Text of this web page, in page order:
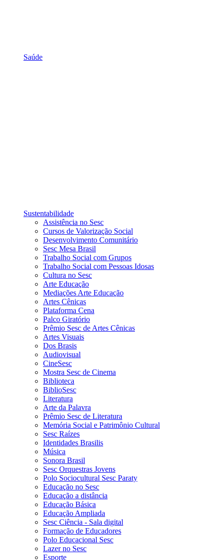
Saúde
Sustentabilidade
Assistência no Sesc
Cursos de Valorização Social
Desenvolvimento Comunitário
Sesc Mesa Brasil
Trabalho Social com Grupos
Trabalho Social com Pessoas Idosas
Cultura no Sesc
Arte Educação
Mediações Arte Educação
Artes Cênicas
Plataforma Cena
Palco Giratório
Prêmio Sesc de Artes Cênicas
Artes Visuais
Dos Brasis
Audiovisual
CineSesc
Mostra Sesc de Cinema
Biblioteca
BiblioSesc
Literatura
Arte da Palavra
Prêmio Sesc de Literatura
Memória Social e Patrimônio Cultural
Sesc Raízes
Identidades Brasilis
Música
Sonora Brasil
Sesc Orquestras Jovens
Polo Sociocultural Sesc Paraty
Educação no Sesc
Educação a distância
Educação Básica
Educação Ampliada
Sesc Ciência - Sala digital
Formação de Educadores
Polo Educacional Sesc
Lazer no Sesc
Esporte